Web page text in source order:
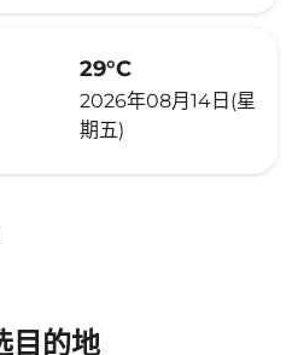
29°C
2026年08月14日(星
期五)
目的地